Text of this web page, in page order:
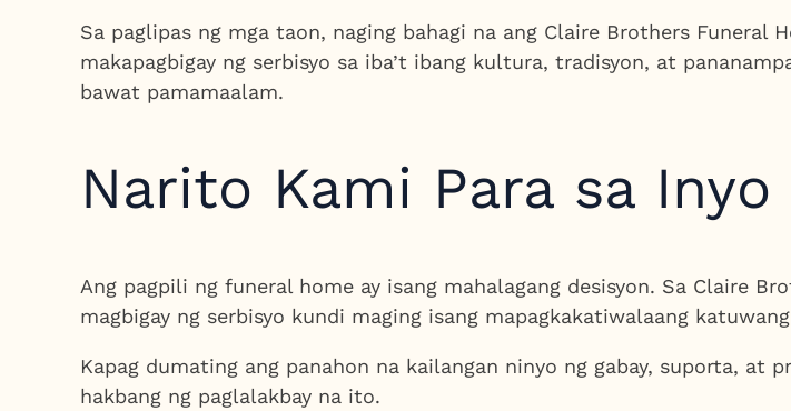
Sa paglipas ng mga taon, naging bahagi na ang Claire Brothers
makapagbigay ng serbisyo sa iba’t ibang kultura, tradisyon, at
bawat pamamaalam.
Narito Kami Para sa Inyo
Ang pagpili ng funeral home ay isang mahalagang desisyon. Sa Claire
magbigay ng serbisyo kundi maging isang mapagkakatiwalaang
Kapag dumating ang panahon na kailangan ninyo ng gabay, suporta, at
hakbang ng paglalakbay na ito.